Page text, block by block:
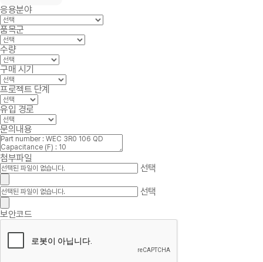
응용분야
품목군
수량
구매 시기
프로젝트 단계
유입 경로
문의내용
첨부파일
선택
선택
보안코드